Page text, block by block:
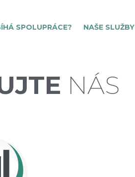
SPOLUPRÁCE? NAŠE SLUŽBY
NÁS